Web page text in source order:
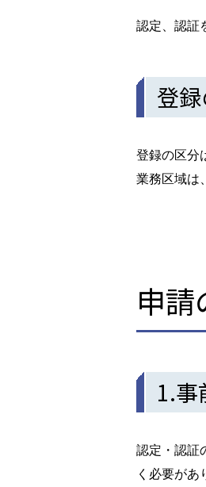
認定、認証
登
登録の区分
業務区域は
申
1.事
認定・認証
く必要があ